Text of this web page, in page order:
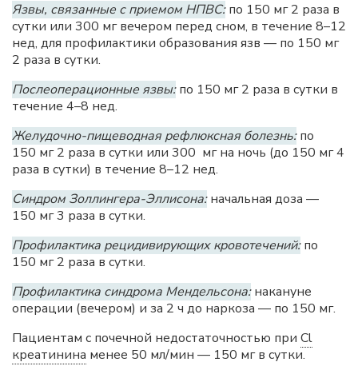
Язвы, связанные с приемом НПВС:по 150 мг 2 раза в
сутки или 300 мг вечером перед сном, в течение 8–12
нед, для профилактики образования язв — по 150 мг
2 раза в сутки.
Послеоперационные язвы:по 150 мг 2 раза в сутки в
течение 4–8 нед.
Желудочно-пищеводная рефлюксная болезнь:по
150 мг 2 раза в сутки или 300 мг на ночь (до 150 мг 4
раза в сутки) в течение 8–12 нед.
Синдром Золлингера-Эллисона:начальная доза —
150 мг 3 раза в сутки.
Профилактика рецидивирующих кровотечений:по
150 мг 2 раза в сутки.
Профилактика синдрома Мендельсона:накануне
операции (вечером) и за 2 ч до наркоза — по 150 мг.
Пациентам с почечной недостаточностью при Cl
креатинина менее 50 мл/мин — 150 мг в сутки.